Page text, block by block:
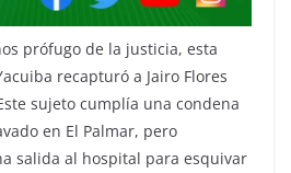
prófugo de la justicia, esta
recapturó a Jairo Flores
sujeto cumplía una condena
en El Palmar, pero
salida al hospital para esquivar